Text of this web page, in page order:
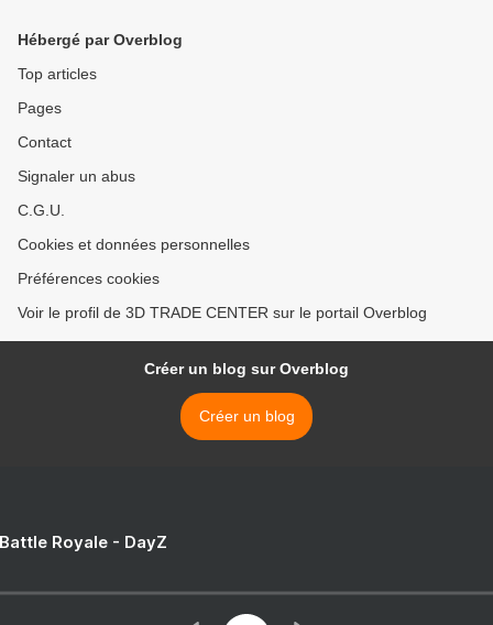
avocat fiscaliste au Barreau
Hébergé par Overblog
Top articles
Pages
Contact
Signaler un abus
C.G.U.
Cookies et données personnelles
Préférences cookies
Voir le profil de 3D TRADE CENTER sur le portail Overblog
Créer un blog sur Overblog
Créer un blog
Royale - DayZ